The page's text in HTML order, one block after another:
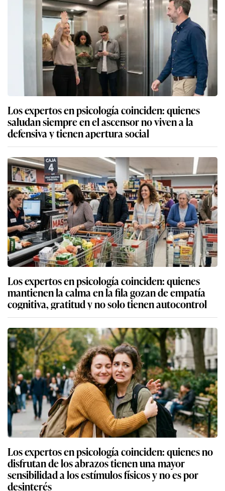
Los expertos en psicología coinciden: quienes
saludan siempre en el ascensor no viven a la
defensiva y tienen apertura social
Los expertos en psicología coinciden: quienes
mantienen la calma en la fila gozan de empatía
cognitiva, gratitud y no solo tienen autocontrol
Los expertos en psicología coinciden: quienes no
disfrutan de los abrazos tienen una mayor
sensibilidad a los estímulos físicos y no es por
desinterés